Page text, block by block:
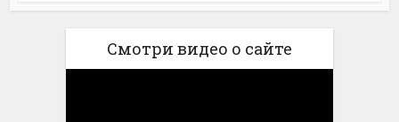
Смотри видео о сайте